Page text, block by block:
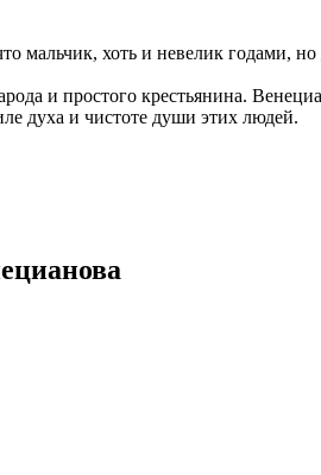
мальчик, хоть и невелик годами,
и простого крестьянина.
духа и чистоте души этих людей.